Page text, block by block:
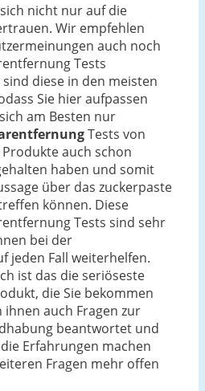
nicht nur auf die
Wir empfehlen
auch noch
Tests
diese in den meisten
Sie hier aufpassen
am Besten nur
Tests von
auch schon
haben und somit
über das zuckerpaste
können. Diese
Tests sind sehr
bei der
jeden Fall weiterhelfen.
ist das die seriöseste
die Sie bekommen
auch Fragen zur
beantwortet und
Erfahrungen machen
Fragen mehr offen